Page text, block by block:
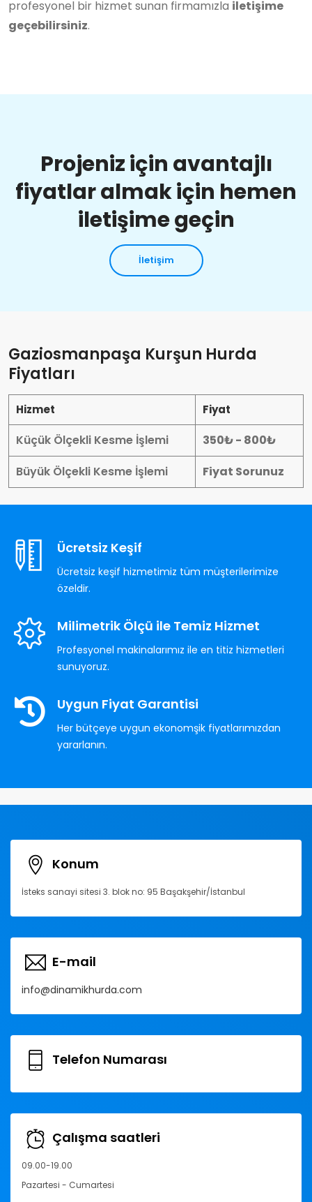
profesyonel bir hizmet sunan firmamızla iletişime
geçebilirsiniz.
Projeniz için avantajlı
fiyatlar almak için hemen
iletişime geçin
İletişim
Gaziosmanpaşa Kurşun Hurda
Fiyatları
Hizmet Fiyat
Küçük Ölçekli Kesme İşlemi
350₺ - 800₺
Büyük Ölçekli Kesme İşlemi
Fiyat Sorunuz
Ücretsiz Keşif
Ücretsiz keşif hizmetimiz tüm müşterilerimize
özeldir.
Milimetrik Ölçü ile Temiz Hizmet
Profesyonel makinalarımız ile en titiz hizmetleri
sunuyoruz.
Uygun Fiyat Garantisi
Her bütçeye uygun ekonomşik fiyatlarımızdan
yararlanın.
Konum
İsteks sanayi sitesi 3. blok no: 95 Başakşehir/İstanbul
E-mail
info@dinamikhurda.com
Telefon Numarası
Çalışma saatleri
09.00-19.00
Pazartesi - Cumartesi